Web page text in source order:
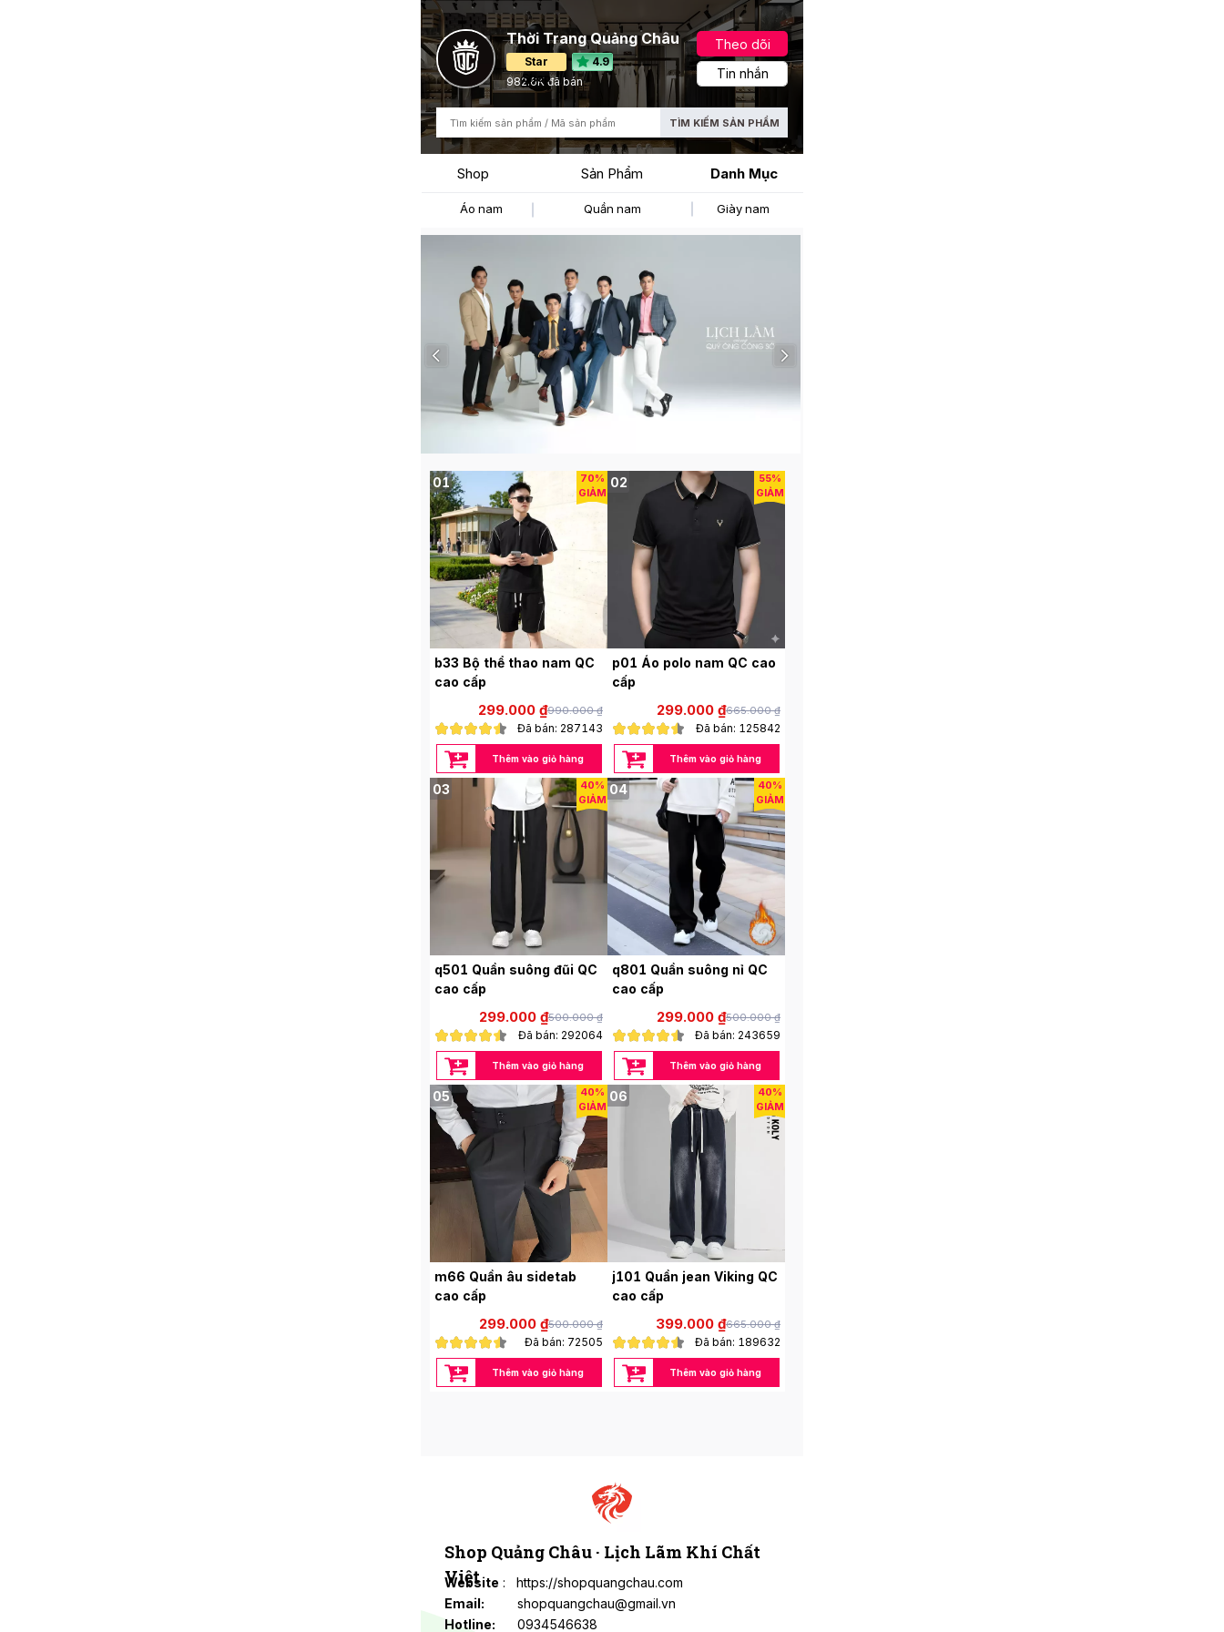
Thời Trang Quảng Châu
982.6K đã bán
Star
Shop
4.9
Theo dõi
Tin nhắn
TÌM KIẾM SẢN PHẨM
Shop Sản Phẩm Danh Mục
Quần nam
Áo nam Giày nam
70%
GIẢM
01
b33 Bộ thể thao nam QC
cao cấp
990.000 ₫
299.000 ₫
Đã bán: 287143
Thêm vào giỏ hàng
55%
GIẢM
02
p01 Áo polo nam QC cao
cấp
665.000 ₫
299.000 ₫
Đã bán: 125842
Thêm vào giỏ hàng
40%
GIẢM
03
q501 Quần suông đũi QC
cao cấp
500.000 ₫
299.000 ₫
Đã bán: 292064
Thêm vào giỏ hàng
40%
GIẢM
04
q801 Quần suông nỉ QC
cao cấp
500.000 ₫
299.000 ₫
Đã bán: 243659
Thêm vào giỏ hàng
40%
GIẢM
05
m66 Quần âu sidetab
cao cấp
500.000 ₫
299.000 ₫
Đã bán: 72505
Thêm vào giỏ hàng
40%
GIẢM
06
j101 Quần jean Viking QC
cao cấp
665.000 ₫
399.000 ₫
Đã bán: 189632
Thêm vào giỏ hàng
Website : https://shopquangchau.com
Email: shopquangchau@gmail.vn
Hotline: 0934546638
Shop Quảng Châu · Lịch Lãm Khí Chất
Việt